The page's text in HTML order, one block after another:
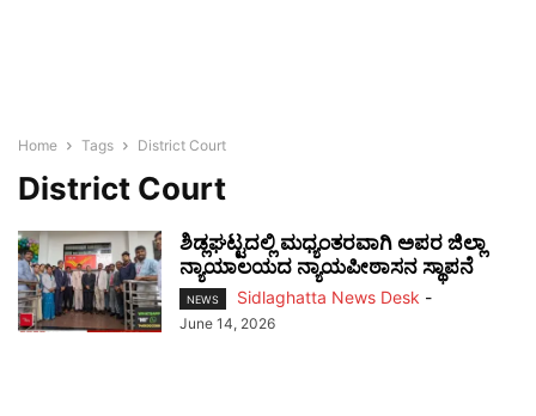
Home Tags District Court
District Court
ಶಿಡ್ಲಘಟ್ಟದಲ್ಲಿ ಮಧ್ಯಂತರವಾಗಿ ಅಪರ ಜಿಲ್ಲಾ
ನ್ಯಾಯಾಲಯದ ನ್ಯಾಯಪೀಠಾಸನ ಸ್ಥಾಪನೆ
NEWS Sidlaghatta News Desk -
June 14, 2026